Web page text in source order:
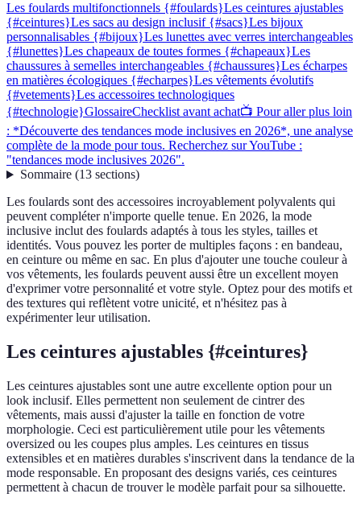
Les foulards multifonctionnels {#foulards}Les ceintures ajustables
{#ceintures}Les sacs au design inclusif {#sacs}Les bijoux
personnalisables {#bijoux}Les lunettes avec verres interchangeables
{#lunettes}Les chapeaux de toutes formes {#chapeaux}Les
chaussures à semelles interchangeables {#chaussures}Les écharpes
en matières écologiques {#echarpes}Les vêtements évolutifs
{#vetements}Les accessoires technologiques
{#technologie}GlossaireChecklist avant achat📺 Pour aller plus loin
: *Découverte des tendances mode inclusives en 2026*, une analyse
complète de la mode pour tous. Recherchez sur YouTube :
"tendances mode inclusives 2026".
Sommaire(13 sections)
Les foulards sont des accessoires incroyablement polyvalents qui
peuvent compléter n'importe quelle tenue. En 2026, la mode
inclusive inclut des foulards adaptés à tous les styles, tailles et
identités. Vous pouvez les porter de multiples façons : en bandeau,
en ceinture ou même en sac. En plus d'ajouter une touche couleur à
vos vêtements, les foulards peuvent aussi être un excellent moyen
d'exprimer votre personnalité et votre style. Optez pour des motifs et
des textures qui reflètent votre unicité, et n'hésitez pas à
expérimenter leur utilisation.
Les ceintures ajustables {#ceintures}
Les ceintures ajustables sont une autre excellente option pour un
look inclusif. Elles permettent non seulement de cintrer des
vêtements, mais aussi d'ajuster la taille en fonction de votre
morphologie. Ceci est particulièrement utile pour les vêtements
oversized ou les coupes plus amples. Les ceintures en tissus
extensibles et en matières durables s'inscrivent dans la tendance de la
mode responsable. En proposant des designs variés, ces ceintures
permettent à chacun de trouver le modèle parfait pour sa silhouette.